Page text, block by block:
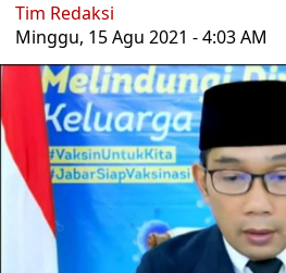
Tim Redaksi
Minggu, 15 Agu 2021 - 4:03 AM